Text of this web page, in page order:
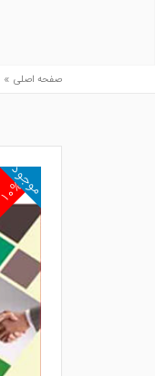
صفحه اصلی »
۱۰%
موجود